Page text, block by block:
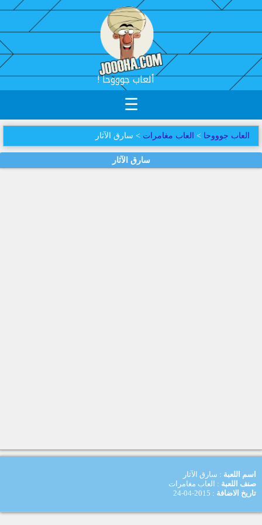
! ألعاب جوووحا
☰
العاب جوووحا > العاب مغامرات > سارق الآثار
سارق الآثار
اسم اللعبة : سارق الآثار
صنف اللعبة : العاب مغامرات
تاريخ الاضافة : 2015-04-24